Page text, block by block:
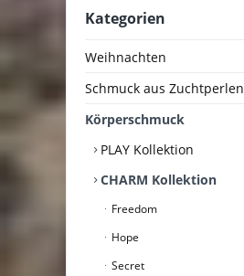
Kategorien
Weihnachten
Schmuck aus Zuchtperlen
Körperschmuck
PLAY Kollektion
CHARM Kollektion
Freedom
Hope
Secret